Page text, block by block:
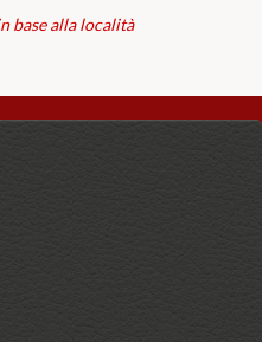
base alla località